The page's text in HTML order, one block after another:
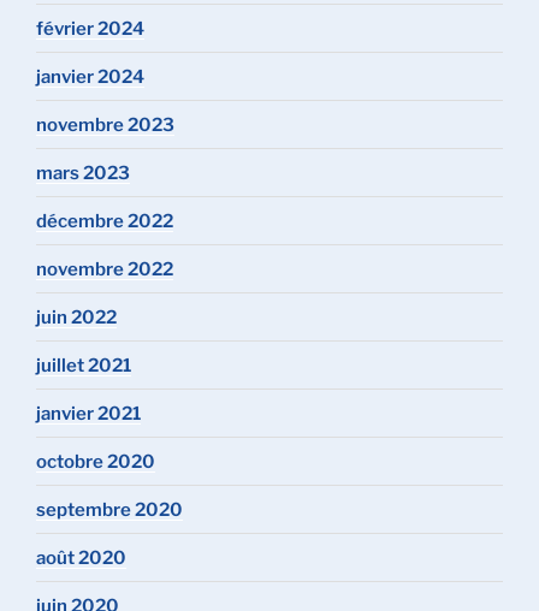
février 2024
janvier 2024
novembre 2023
mars 2023
décembre 2022
novembre 2022
juin 2022
juillet 2021
janvier 2021
octobre 2020
septembre 2020
août 2020
juin 2020